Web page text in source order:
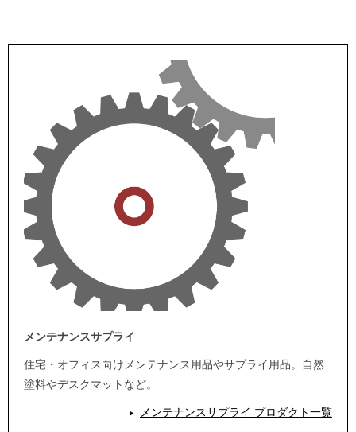
メンテナンスサプライ
住宅・オフィス向けメンテナンス用品やサプライ用品。自然
塗料やデスクマットなど。
メンテナンスサプライ プロダクト一覧